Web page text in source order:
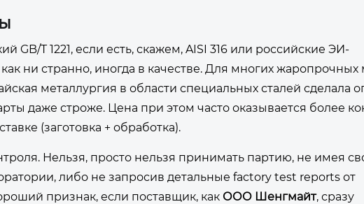
GB/T 1221, если есть, скажем, AISI 316 или российские ЭИ-
ни странно, иногда в качестве. Для многих жаропрочных
металлургия в области специальных сталей сделала
даже строже. Цена при этом часто оказывается более
(заготовка + обработка).
Нельзя, просто нельзя принимать партию, не имея
либо не запросив детальные factory test reports от
признак, если поставщик, как ООО Шенгмайт, сразу